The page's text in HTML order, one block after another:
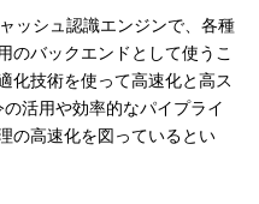
ッシュ認識エンジンで、各種
のバックエンドとして使うこ
化技術を使って高速化と高ス
活用や効率的なパイプライ
の高速化を図っているとい